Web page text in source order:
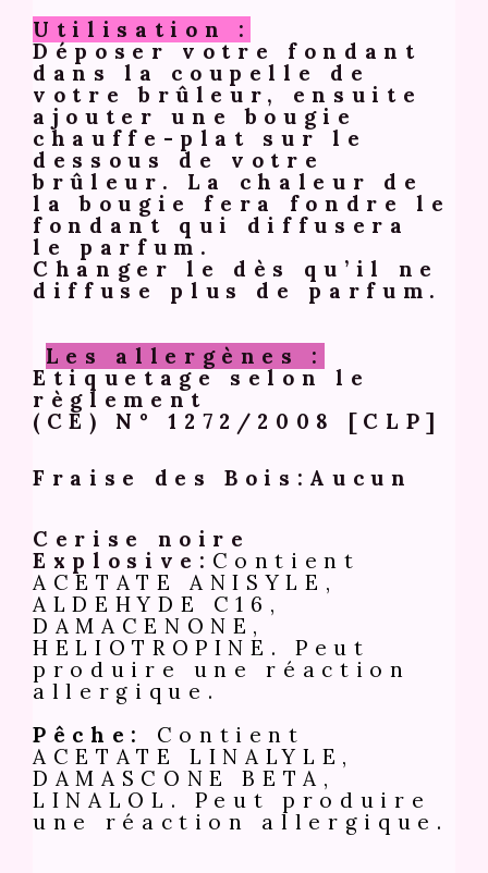
Utilisation :
Déposer votre fondant
dans la coupelle de
votre brûleur, ensuite
ajouter une bougie
chauffe-plat sur le
dessous de votre
brûleur. La chaleur de
la bougie fera fondre le
fondant qui diffusera
le parfum.
Changer le dès qu’il ne
diffuse plus de parfum.
Les allergènes :
Etiquetage selon le
règlement
(CE) N° 1272/2008 [CLP]
Fraise des Bois:Aucun
Cerise noire
Explosive: Contient
ACETATE ANISYLE,
ALDEHYDE C16,
DAMACENONE,
HELIOTROPINE. Peut
produire une réaction
allergique.
Pêche: Contient
ACETATE LINALYLE,
DAMASCONE BETA,
LINALOL. Peut produire
une réaction allergique.